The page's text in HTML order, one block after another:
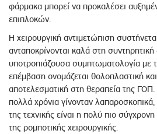
φάρμακα μπορεί να προκαλέσει
επιπλοκών.
Η χειρουργική αντιμετώπιση
ανταποκρίνονται καλά στη
υποτροπιάζουσα συμπτωματολογία με
επέμβαση ονομάζεται θολοπλαστική και
αποτελεσματική στη θεραπεία της ΓΟΠ.
πολλά χρόνια γίνονταν
της τεχνικής είναι η πολύ πιο
της ρομποτικής χειρουργικής.